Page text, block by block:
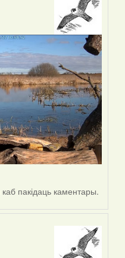
каб пакідаць каментары.